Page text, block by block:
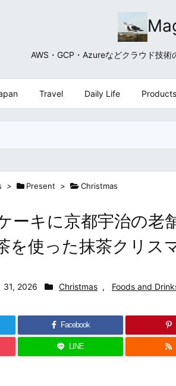
AWS・GCP・Azureなどクラウド技
Travel Daily Life Products
> Present > Christmas
ーキに京都宇治の老
を使った抹茶クリス
31, 2026 Christmas , Foods and
Facebook
LINE